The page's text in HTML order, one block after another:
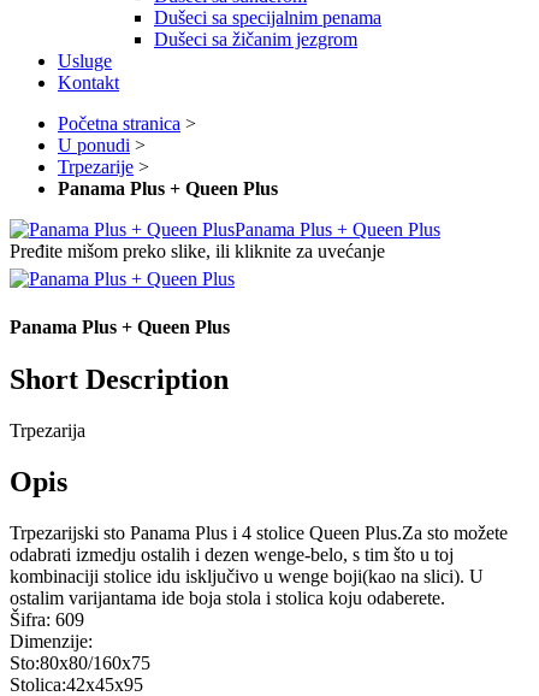
Dušeci sa specijalnim penama
Dušeci sa žičanim jezgrom
Usluge
Kontakt
Početna stranica >
U ponudi >
Trpezarije >
Panama Plus + Queen Plus
Panama Plus + Queen Plus
Pređite mišom preko slike, ili kliknite za uvećanje
Panama Plus + Queen Plus
Short Description
Trpezarija
Opis
Trpezarijski sto Panama Plus i 4 stolice Queen Plus.Za sto možete
odabrati izmedju ostalih i dezen wenge-belo, s tim što u toj
kombinaciji stolice idu isključivo u wenge boji(kao na slici). U
ostalim varijantama ide boja stola i stolica koju odaberete.
Šifra: 609
Dimenzije:
Sto:80x80/160x75
Stolica:42x45x95